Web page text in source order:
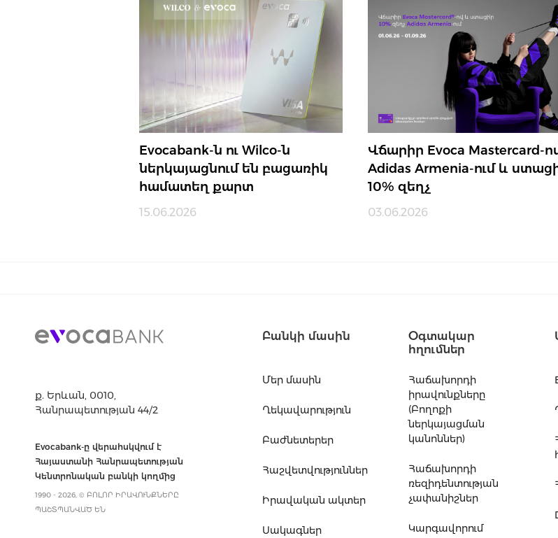
Evocabank-ն ու Wilco-ն
ներկայացնում են բացառիկ
համատեղ քարտ
15.06.2026
Վճարիր Evoca Mastercard-
Adidas Armenia-ում և
10% զեղչ
03.06.2026
ք. Երևան, 0010,
Հանրապետության 44/2
Evocabank-ը վերահսկվում է
Հայաստանի Հանրապետության
Կենտրոնական բանկի կողմից
1990 - 2026, © ԲՈԼՈՐ ԻՐԱՎՈՒՆՔՆԵՐԸ
ՊԱՇՏՊԱՆՎԱԾ ԵՆ
Բանկի մասին
Մեր մասին
Ղեկավարություն
Բաժնետերեր
Հաշվետվություններ
Իրավական ակտեր
Սակագներ
Օգտակար
հղումներ
Հաճախորդի
իրավունքները
(Բողոքի
ներկայացման
կանոններ)
Հաճախորդի
ռեզիդենտության
չափանիշներ
Կարգավորում